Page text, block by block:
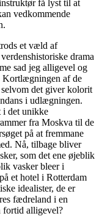
få lyst til at
vedkommende
et væld af
drama
sad jeg alligevel og
af de
det giver kolorit
i udlægningen.
i det unikke
fra Moskva til de
på at fremmane
Nå, tilbage bliver
som det ene øjeblik
vasker bleer i
et hotel i Rotterdam
idealister, de er
fædreland i en
fortid alligevel?